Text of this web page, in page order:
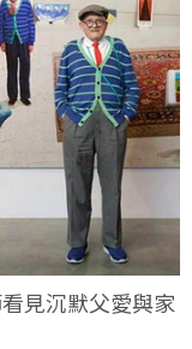
見沉默父愛與家